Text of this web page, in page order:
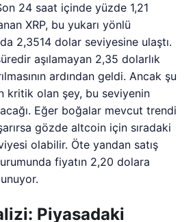
24 saat içinde yüzde 1,21
XRP, bu yukarı yönlü
2,3514 dolar seviyesine ulaştı.
aşılamayan 2,35 dolarlık
ardından geldi. Ancak şu
kritik olan şey, bu seviyenin
Eğer boğalar mevcut trendi
gözde altcoin için sıradaki
olabilir. Öte yandan satış
fiyatın 2,20 dolara
Piyasadaki